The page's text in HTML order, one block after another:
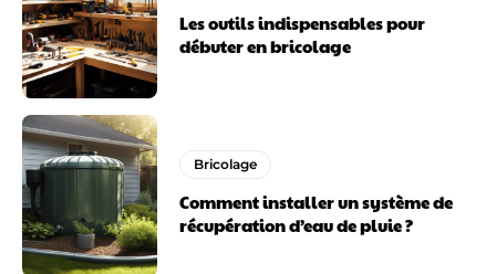
Les outils indispensables pour
débuter en bricolage
Bricolage
Comment installer un système de
récupération d’eau de pluie ?